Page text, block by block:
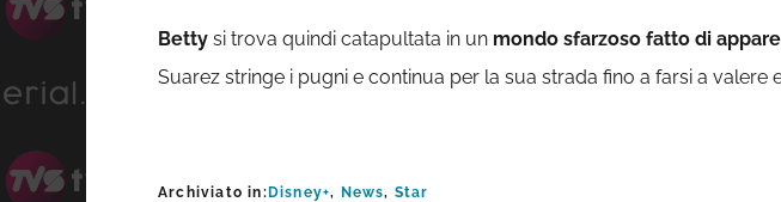
Betty si trova quindi catapultata in un mondo sfarzoso fatto di
Suarez stringe i pugni e continua per la sua strada fino a farsi a
Archiviato in: Disney+, News, Star